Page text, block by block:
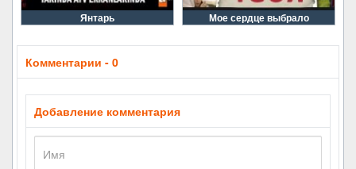
Янтарь Мое сердце выбрало
Комментарии - 0
Добавление комментария